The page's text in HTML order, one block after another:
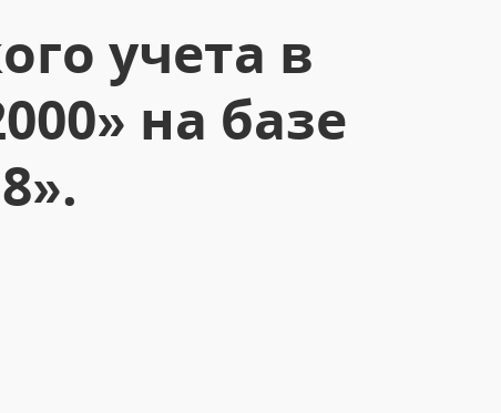
учета в
на базе